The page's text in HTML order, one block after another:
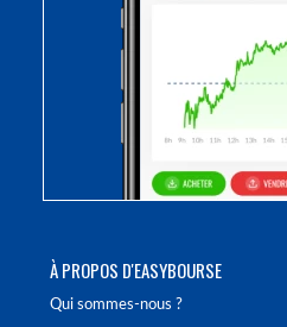
À PROPOS D'EASYBOURSE
Qui sommes-nous ?